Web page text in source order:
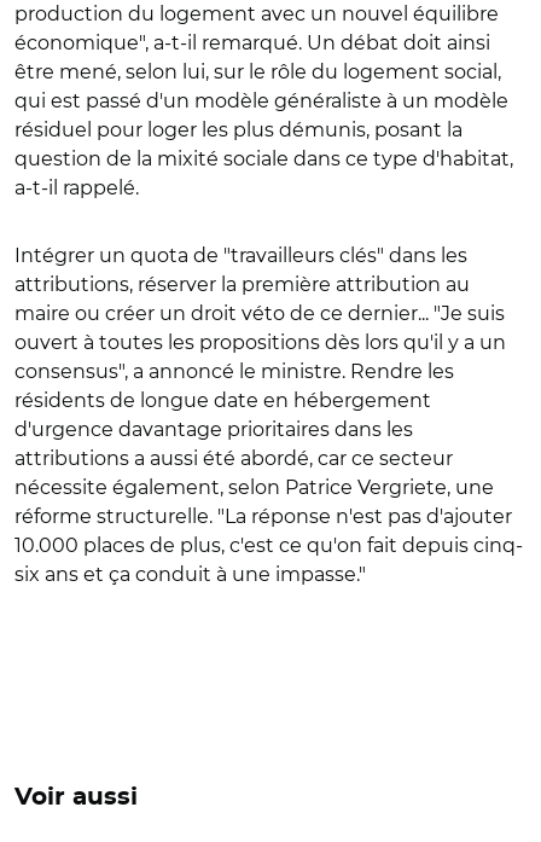
production du logement avec un nouvel équilibre
économique", a-t-il remarqué. Un débat doit ainsi
être mené, selon lui, sur le rôle du logement social,
qui est passé d'un modèle généraliste à un modèle
résiduel pour loger les plus démunis, posant la
question de la mixité sociale dans ce type d'habitat,
a-t-il rappelé.
Intégrer un quota de "travailleurs clés" dans les
attributions, réserver la première attribution au
maire ou créer un droit véto de ce dernier... "Je suis
ouvert à toutes les propositions dès lors qu'il y a un
consensus", a annoncé le ministre. Rendre les
résidents de longue date en hébergement
d'urgence davantage prioritaires dans les
attributions a aussi été abordé, car ce secteur
nécessite également, selon Patrice Vergriete, une
réforme structurelle. "La réponse n'est pas d'ajouter
10.000 places de plus, c'est ce qu'on fait depuis cinq-
six ans et ça conduit à une impasse."
Voir aussi